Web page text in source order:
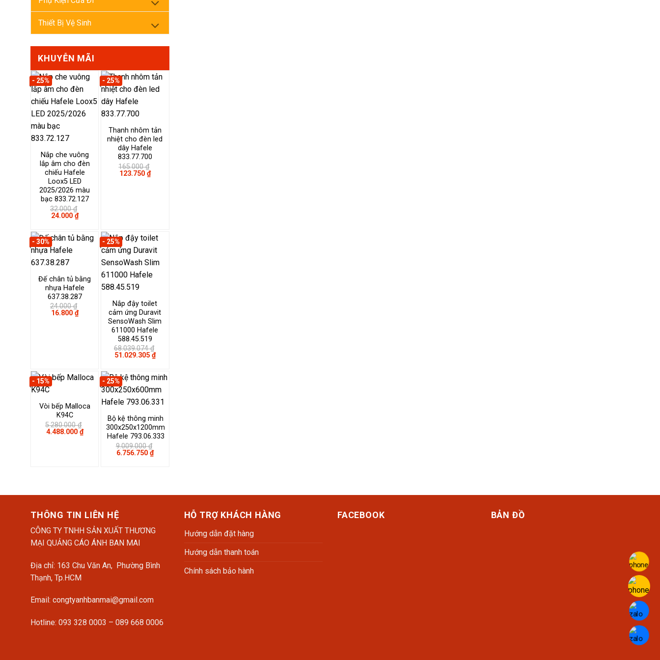
Thiết Bị Vệ Sinh
KHUYỄN MÃI
- 25%
Nắp che vuông
lắp âm cho đèn
chiếu Hafele
Loox5 LED
2025/2026 màu
bạc 833.72.127
32.000₫
Giá
32.000 ₫.
24.000 ₫Giá
hiện
là:
24.000 ₫.
- 25%
Thanh nhôm tản
nhiệt cho đèn led
dây Hafele
833.77.700
165.000₫
Giá
123.750 ₫Giá
hiện
- 30%
Đế chân tủ bằng
nhựa Hafele
637.38.287
24.000₫
Giá
16.800 ₫Giá
hiện
- 25%
Nắp đậy toilet
cảm ứng Duravit
SensoWash Slim
611000 Hafele
588.45.519
68.039.074₫
Giá
68.039.074 ₫.
51.029.305 ₫Giá
hiện
là:
51.029.305 ₫.
- 15%
Vòi bếp Malloca
K94C
5.280.000₫
Giá
4.488.000 ₫Giá
hiện
- 25%
Bộ kệ thông minh
300x250x1200mm
Hafele 793.06.333
9.009.000₫
Giá
6.756.750 ₫Giá
hiện
THÔNG TIN LIÊN HỆ
CÔNG TY TNHH SẢN XUẤT THƯƠNG
MẠI QUẢNG CÁO ÁNH BAN MAI
Địa chỉ: 163 Chu Văn An, Phường Bình
Thạnh, Tp.HCM
Email: congtyanhbanmai@gmail.com
Hotline: 093 328 0003 – 089 668 0006
HỖ TRỢ KHÁCH HÀNG
Hướng dẫn đặt hàng
Hướng dẫn thanh toán
Chính sách bảo hành
FACEBOOK BẢN ĐỒ